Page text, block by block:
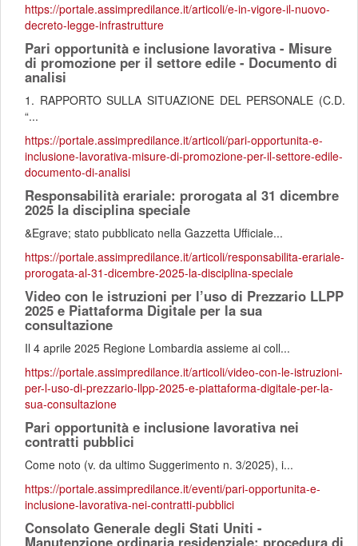
https://portale.assimpredilance.it/articoli/e-in-vigore-il-nuovo-
decreto-legge-infrastrutture
Pari opportunità e inclusione lavorativa - Misure
di promozione per il settore edile - Documento di
analisi
1. RAPPORTO SULLA SITUAZIONE DEL PERSONALE (C.D.
“...
https://portale.assimpredilance.it/articoli/pari-opportunita-e-
inclusione-lavorativa-misure-di-promozione-per-il-settore-edile-
documento-di-analisi
Responsabilità erariale: prorogata al 31 dicembre
2025 la disciplina speciale
&Egrave; stato pubblicato nella Gazzetta Ufficiale...
https://portale.assimpredilance.it/articoli/responsabilita-erariale-
prorogata-al-31-dicembre-2025-la-disciplina-speciale
Video con le istruzioni per l’uso di Prezzario LLPP
2025 e Piattaforma Digitale per la sua
consultazione
Il 4 aprile 2025 Regione Lombardia assieme ai coll...
https://portale.assimpredilance.it/articoli/video-con-le-istruzioni-
per-l-uso-di-prezzario-llpp-2025-e-piattaforma-digitale-per-la-
sua-consultazione
Pari opportunità e inclusione lavorativa nei
contratti pubblici
Come noto (v. da ultimo Suggerimento n. 3/2025), i...
https://portale.assimpredilance.it/eventi/pari-opportunita-e-
inclusione-lavorativa-nei-contratti-pubblici
Consolato Generale degli Stati Uniti -
Manutenzione ordinaria residenziale: procedura di